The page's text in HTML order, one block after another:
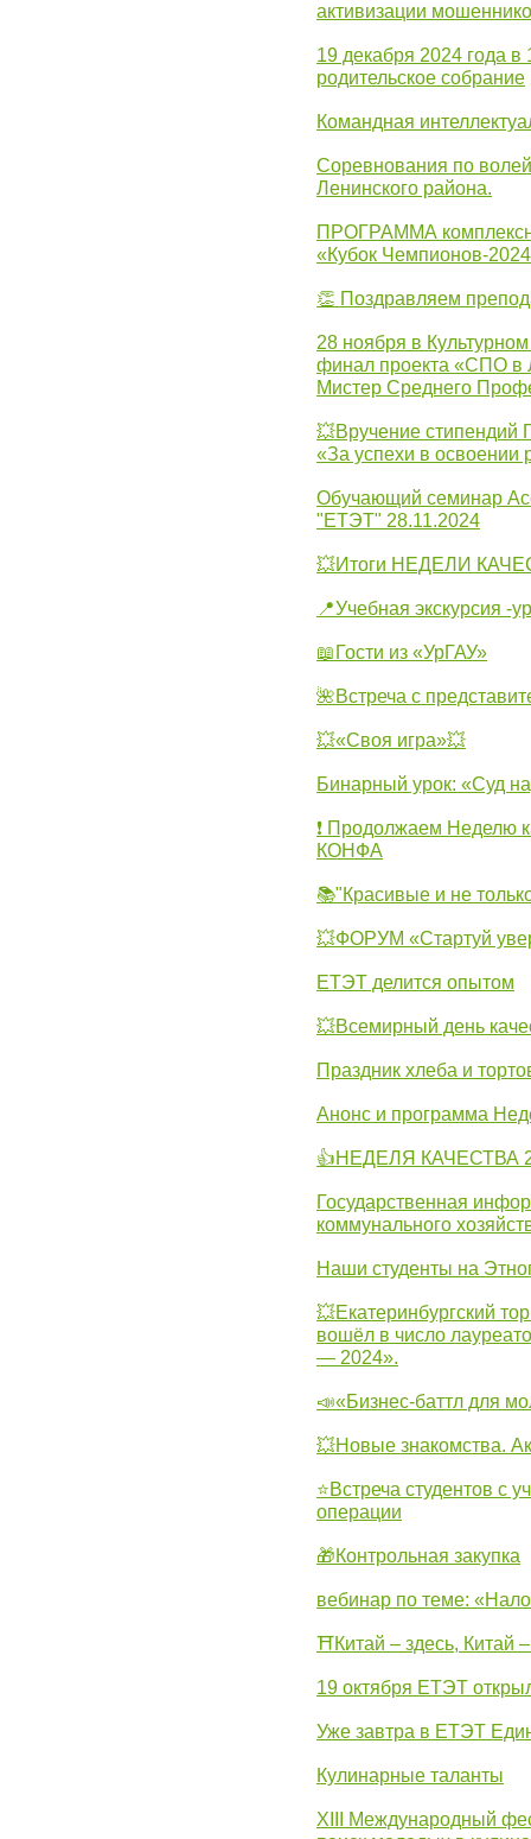
активизации
19 декабря 2024 года
родительское собрание
Командная
Соревнования по
Ленинского района.
ПРОГРАММА
«Кубок Чемпионов-
👏 Поздравляем
28 ноября в
финал проекта «СПО в
Мистер Среднего
💥Вручение стипендий
«За успехи в освоении
Обучающий семинар
"ЕТЭТ" 28.11.2024
💥Итоги НЕДЕЛИ
📍Учебная экскурсия -
📖Гости из «УрГАУ»
🌺Встреча с
💥«Своя игра»💥
Бинарный урок: «Суд
❗ Продолжаем Неделю
КОНФА
📚"Красивые и не
💥ФОРУМ «Стартуй
ЕТЭТ делится опытом
💥Всемирный день
Праздник хлеба и
Анонс и программа
👍НЕДЕЛЯ КАЧЕСТВА
Государственная
коммунального
Наши студенты на
💥Екатеринбургский
вошёл в число
— 2024».
📣«Бизнес-баттл для
💥Новые знакомства.
⭐Встреча студентов с
операции
🎁Контрольная закупка
вебинар по теме:
⛩Китай – здесь, Китай
19 октября ЕТЭТ
Уже завтра в ЕТЭТ
Кулинарные таланты
XIII Международный